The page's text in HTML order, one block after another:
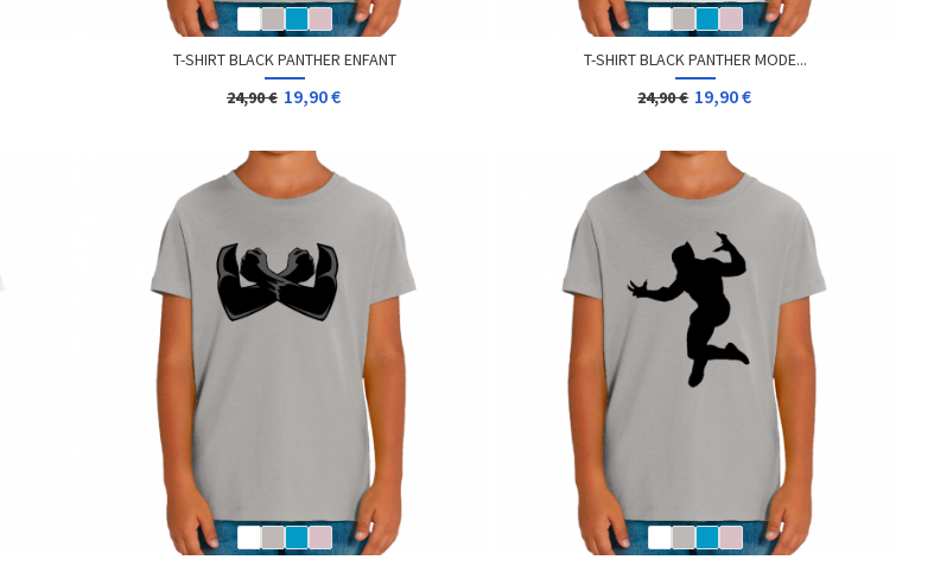
T-SHIRT BLACK PANTHER ENFANT
24,90 € 19,90 €
T-SHIRT BLACK PANTHER MODE...
24,90 € 19,90 €